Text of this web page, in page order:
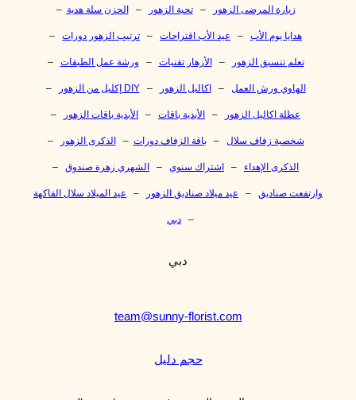
زيارة المرضى الزهور – تحية الزهور – الحزن سلة هدية –
هدايا يوم الأب – عيد الأب اقتراحات – ترتيب الزهور دورات –
تعلم تنسيق الزهور – الأزهار تقنيات – ورشة عمل الطبقات –
الهاوي ورش العمل – اكاليل الزهور – DIY إكليل من الزهور –
عطلة اكاليل الزهور – الأبدية باقات – الأبدية باقات الزهور –
شخصية زفاف سلال – باقة الزفاف دورات – الذكرى الزهور –
الذكرى الإهداء – اشتراك سنوي – الشهري زهرة صندوق –
وارتفعت صناديق – عيد ميلاد صناديق الزهور – عيد الميلاد سلال الفاكهة
– دبي
دبي
team@sunny-florist.com
حجم دليل